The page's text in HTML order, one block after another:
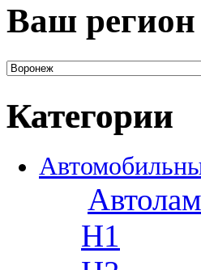
Ваш регион
Категории
H1